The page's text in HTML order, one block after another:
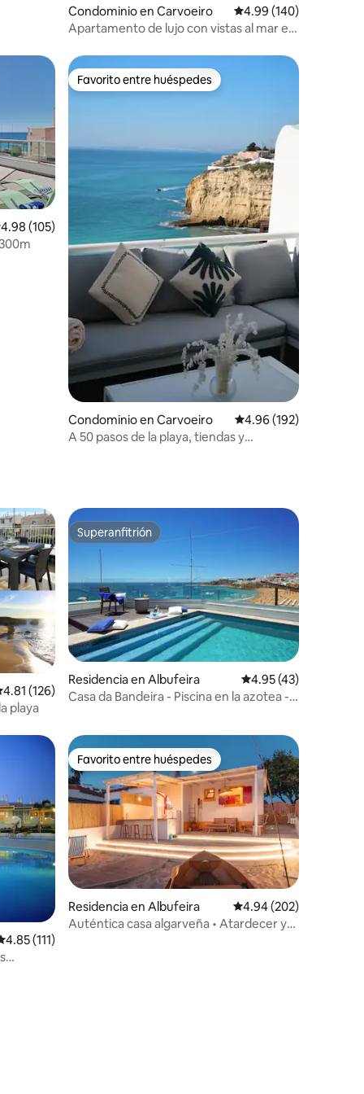
Condominio en Carvoeiro Calificación promedio:
4.99 (140)
Apartamento de lujo con vistas al mar en
promedio: 4.98 de 5; 105 evaluaciones
4.98 (105)
Favorito entre huéspedes
Favorito entre huéspedes
Condominio en Carvoeiro Calificación promedio:
4.96 (192)
A 50 pasos de la playa, tiendas y
promedio: 4.81 de 5; 126 evaluaciones
4.81 (126)
playa
Superanfitrión
Superanfitrión
Residencia en Albufeira Calificación
4.95 (43)
Casa da Bandeira - Piscina en la azotea -
promedio: 4.85 de 5; 111 evaluaciones
4.85 (111)
Favorito entre huéspedes
Favorito entre huéspedes
Residencia en Albufeira Calificación promedio:
4.94 (202)
Auténtica casa algarveña • Atardecer y